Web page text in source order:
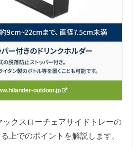
outdoor.jp
クスローチェアサイドトレーの
上でのポイントを解説します。